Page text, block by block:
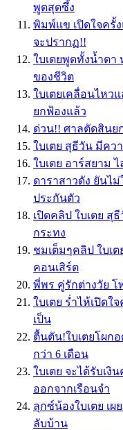
พูดสุดซึ้ง
พิมพ์แข เปิดใจครั้
จะปรากฏ!!
ใบเตยพูดทั้งน้ำต
ของชีวิต
ใบเตยเคลื่อนไหว
ยกฟ้องแล้ว
ด่วน!! ศาลตัดสินย
ใบเตย สุธีวัน มีคว
ใบเตย อาร์สยาม
ดาราสาวดัง ยันไ
ประกันตัว
เปิดคลิป ใบเตย สุ
กระทง
ชมเต็มๆคลิป ใบเ
คอนเสิร์ต
พี่พร คู่รักต่างวัย โ
ใบเตย ร่ำไห้เปิดใ
เป็น
ตื้นตัน!ใบเตยโผก
กว่า 6 เดือน
ใบเตย จะได้รับเงิ
ออกจากเรือนจำ
ลุกซ์น้องใบเตย เ
ลับบ้าน